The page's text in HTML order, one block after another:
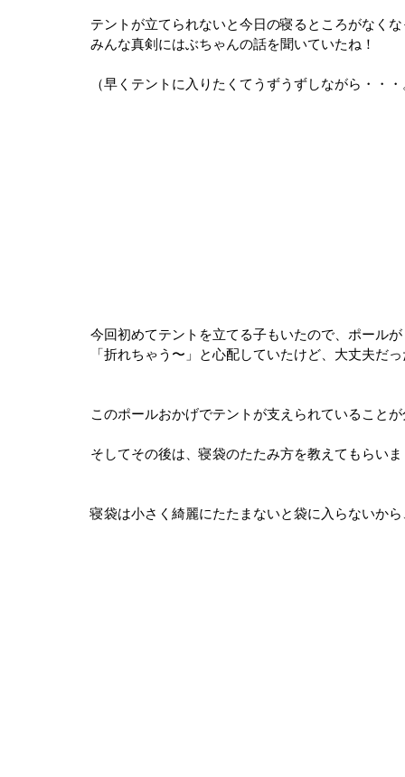
テントが立てられないと今日の寝るところがなく
みんな真剣にはぶちゃんの話を聞いていたね！
（早くテントに入りたくてうずうずしながら・・
今回初めてテントを立てる子もいたので、ポール
「折れちゃう〜」と心配していたけど、大丈夫だ
このポールおかげでテントが支えられていること
そしてその後は、寝袋のたたみ方を教えてもらい
寝袋は小さく綺麗にたたまないと袋に入らないか